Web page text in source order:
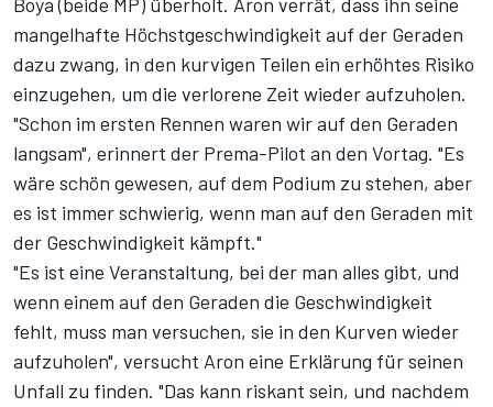
mangelhafte Höchstgeschwindigkeit auf der Geraden
dazu zwang, in den kurvigen Teilen ein erhöhtes Risiko
einzugehen, um die verlorene Zeit wieder aufzuholen.
"Schon im ersten Rennen waren wir auf den Geraden
langsam", erinnert der Prema-Pilot an den Vortag. "Es
wäre schön gewesen, auf dem Podium zu stehen, aber
es ist immer schwierig, wenn man auf den Geraden mit
der Geschwindigkeit kämpft."
"Es ist eine Veranstaltung, bei der man alles gibt, und
wenn einem auf den Geraden die Geschwindigkeit
fehlt, muss man versuchen, sie in den Kurven wieder
aufzuholen", versucht Aron eine Erklärung für seinen
Unfall zu finden. "Das kann riskant sein, und nachdem